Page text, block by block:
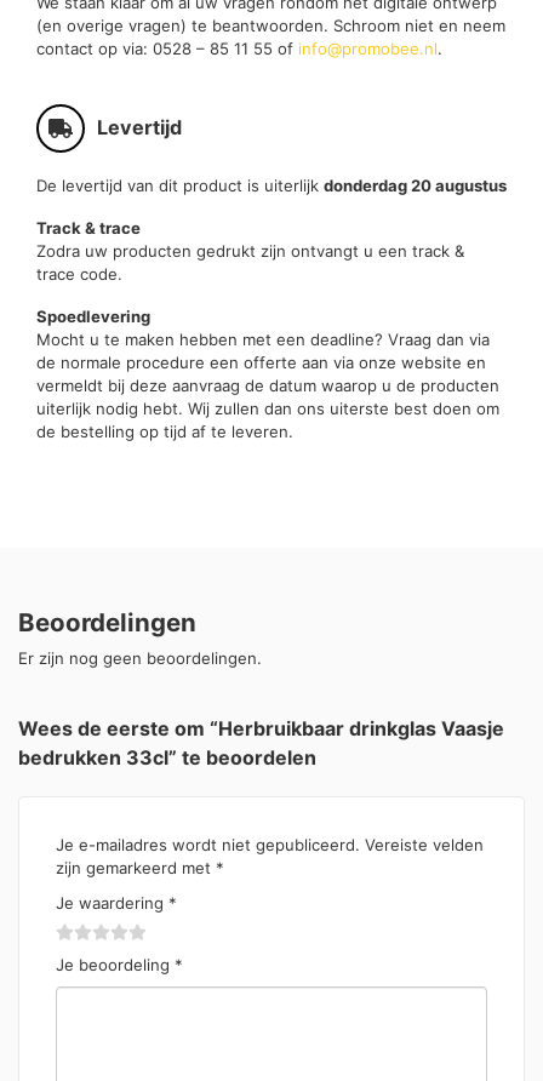
(en overige vragen) te beantwoorden. Schroom niet en neem
contact op via: 0528 – 85 11 55 of info@promobee.nl.
Levertijd
De levertijd van dit product is uiterlijk donderdag 20 augustus
Track & trace
Zodra uw producten gedrukt zijn ontvangt u een track &
trace code.
Spoedlevering
Mocht u te maken hebben met een deadline? Vraag dan via
de normale procedure een offerte aan via onze website en
vermeldt bij deze aanvraag de datum waarop u de producten
uiterlijk nodig hebt. Wij zullen dan ons uiterste best doen om
de bestelling op tijd af te leveren.
Beoordelingen
Er zijn nog geen beoordelingen.
Wees de eerste om “Herbruikbaar drinkglas Vaasje
bedrukken 33cl” te beoordelen
Je e-mailadres wordt niet gepubliceerd. Vereiste velden
zijn gemarkeerd met *
Je waardering *
Je beoordeling *